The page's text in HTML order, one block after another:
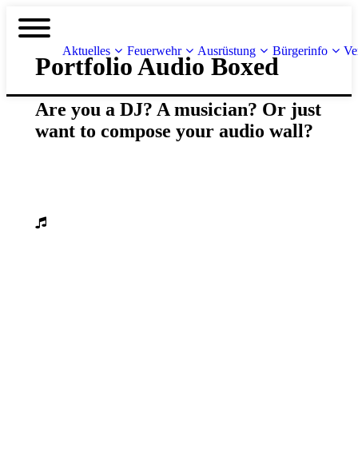
Aktuelles Feuerwehr Ausrüstung Bürgerinfo
Portfolio Audio Boxed
Are you a DJ? A musician? Or just
want to compose your audio wall?